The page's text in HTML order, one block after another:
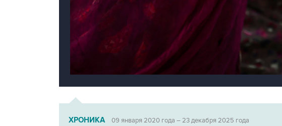
ХРОНИКА 09 января 2020 года – 23 декабря 2025 года